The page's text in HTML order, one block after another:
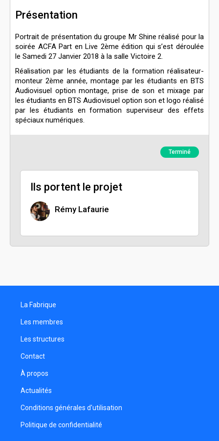
Présentation
Portrait de présentation du groupe Mr Shine réalisé pour la
soirée ACFA Part en Live 2ème édition qui s’est déroulée
le Samedi 27 Janvier 2018 à la salle Victoire 2.
Réalisation par les étudiants de la formation réalisateur-
monteur 2ème année, montage par les étudiants en BTS
Audiovisuel option montage, prise de son et mixage par
les étudiants en BTS Audiovisuel option son et logo réalisé
par les étudiants en formation superviseur des effets
spéciaux numériques.
Terminé
Ils portent le projet
Rémy Lafaurie
La Fabrique
Les membres
Les structures
Contact
À propos
Actualités
Conditions générales d'utilisation
Politique de confidentialité